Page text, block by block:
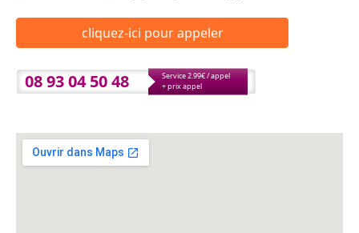
cliquez-ici pour appeler
08 93 04 50 48
Service 2.99€ / appel
+ prix appel